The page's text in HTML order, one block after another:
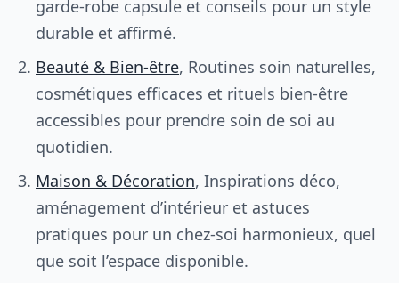
garde-robe capsule et conseils pour un style
durable et affirmé.
Beauté & Bien-être, Routines soin naturelles,
cosmétiques efficaces et rituels bien-être
accessibles pour prendre soin de soi au
quotidien.
Maison & Décoration, Inspirations déco,
aménagement d’intérieur et astuces
pratiques pour un chez-soi harmonieux, quel
que soit l’espace disponible.